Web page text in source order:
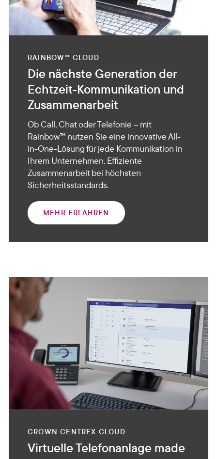
RAINBOW™ CLOUD
Die nächste Generation der
Echtzeit-Kommunikation und
Zusammenarbeit
Ob Call, Chat oder Telefonie – mit
Rainbow™ nutzen Sie eine innovative All-
in-One-Lösung für jede Kommunikation in
Ihrem Unternehmen. Effiziente
Zusammenarbeit bei höchsten
Sicherheitsstandards.
MEHR ERFAHREN
CROWN CENTREX CLOUD
Virtuelle Telefonanlage made